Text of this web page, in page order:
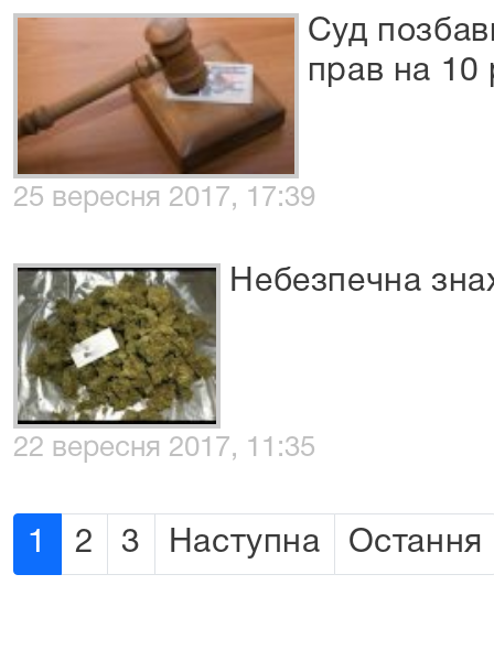
Суд
прав на 10
25 вересня 2017, 17:39
Небезпечна
22 вересня 2017, 11:35
1 2 3 Наступна Остання